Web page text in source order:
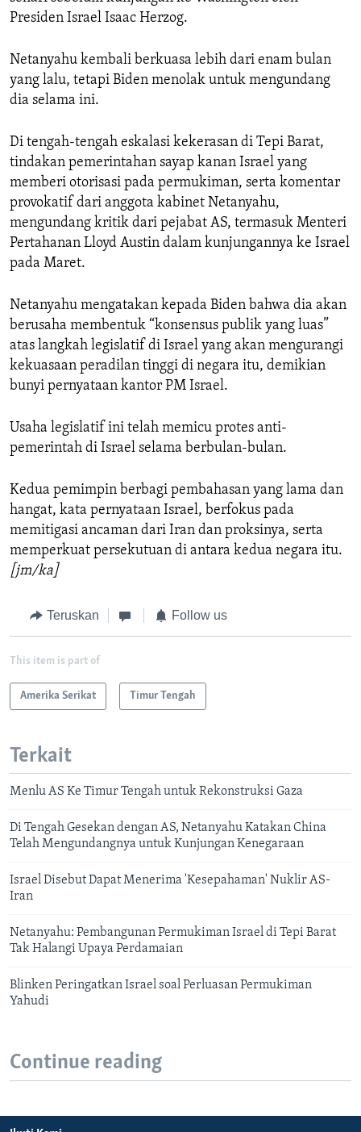
Presiden Israel Isaac Herzog.
Netanyahu kembali berkuasa lebih dari enam bulan
yang lalu, tetapi Biden menolak untuk mengundang
dia selama ini.
Di tengah-tengah eskalasi kekerasan di Tepi Barat,
tindakan pemerintahan sayap kanan Israel yang
memberi otorisasi pada permukiman, serta komentar
provokatif dari anggota kabinet Netanyahu,
mengundang kritik dari pejabat AS, termasuk Menteri
Pertahanan Lloyd Austin dalam kunjungannya ke Israel
pada Maret.
Netanyahu mengatakan kepada Biden bahwa dia akan
berusaha membentuk “konsensus publik yang luas”
atas langkah legislatif di Israel yang akan mengurangi
kekuasaan peradilan tinggi di negara itu, demikian
bunyi pernyataan kantor PM Israel.
Usaha legislatif ini telah memicu protes anti-
pemerintah di Israel selama berbulan-bulan.
Kedua pemimpin berbagi pembahasan yang lama dan
hangat, kata pernyataan Israel, berfokus pada
memitigasi ancaman dari Iran dan proksinya, serta
memperkuat persekutuan di antara kedua negara itu.
[jm/ka]
Teruskan Follow us
This item is part of
Amerika Serikat Timur Tengah
Terkait
Menlu AS Ke Timur Tengah untuk Rekonstruksi Gaza
Di Tengah Gesekan dengan AS, Netanyahu Katakan China
Telah Mengundangnya untuk Kunjungan Kenegaraan
Israel Disebut Dapat Menerima 'Kesepahaman' Nuklir AS-
Iran
Netanyahu: Pembangunan Permukiman Israel di Tepi Barat
Tak Halangi Upaya Perdamaian
Blinken Peringatkan Israel soal Perluasan Permukiman
Yahudi
Continue reading